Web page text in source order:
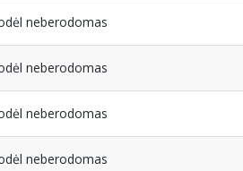
neberodomas
neberodomas
neberodomas
neberodomas